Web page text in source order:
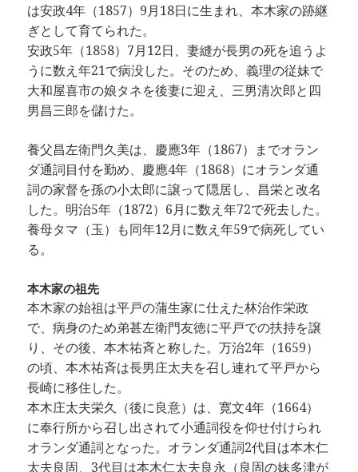
は安政4年（1857）9月18日に生まれ、本木家の跡継
ぎとして育てられた。
安政5年（1858）7月12日、妻縫が長男の死を追うよ
うに数え年21で病没した。そのため、義理の従妹で
大和屋喜市の娘タネを後妻に迎え、三男清次郎と四
男昌三郎を儲けた。
養父昌左衛門久美は、慶應3年（1867）までオラン
ダ通詞目付を勤め、慶應4年（1868）にオランダ通
詞の家督を孫の小太郎に譲って隠居し、昌栄と改名
した。明治5年（1872）6月に数え年72で死去した。
養母タマ（玉）も同年12月に数え年59で病死してい
る。
本木家の祖先
本木家の始祖は平戸の蒲生家に仕えた林治作栄政
で、病身のため弟甚左衛門友徳に平戸での扶持を譲
り、その後、本木祐斉と称した。万治2年（1659）
の頃、本木祐斉は長男庄太夫を召し連れて平戸から
長崎に移住した。
本木庄太夫栄久（後に良意）は、寛文4年（1664）
に奉行所から召し出されて小通詞役を仰せ付けられ
オランダ通詞となった。オランダ通詞2代目は本木仁
太夫良固、3代目は本木仁太夫良永（良固の妹多津が